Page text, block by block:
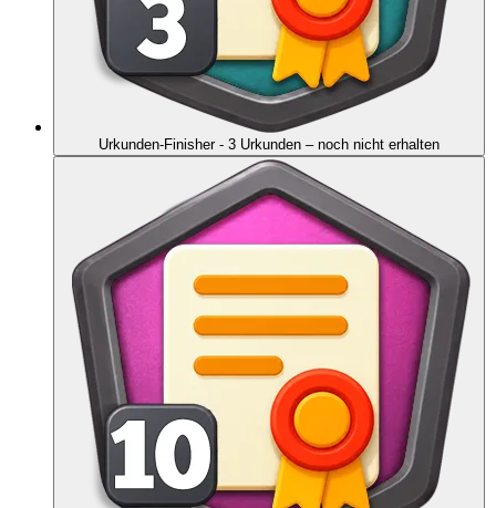
Urkunden-Finisher - 3 Urkunden – noch nicht erhalten